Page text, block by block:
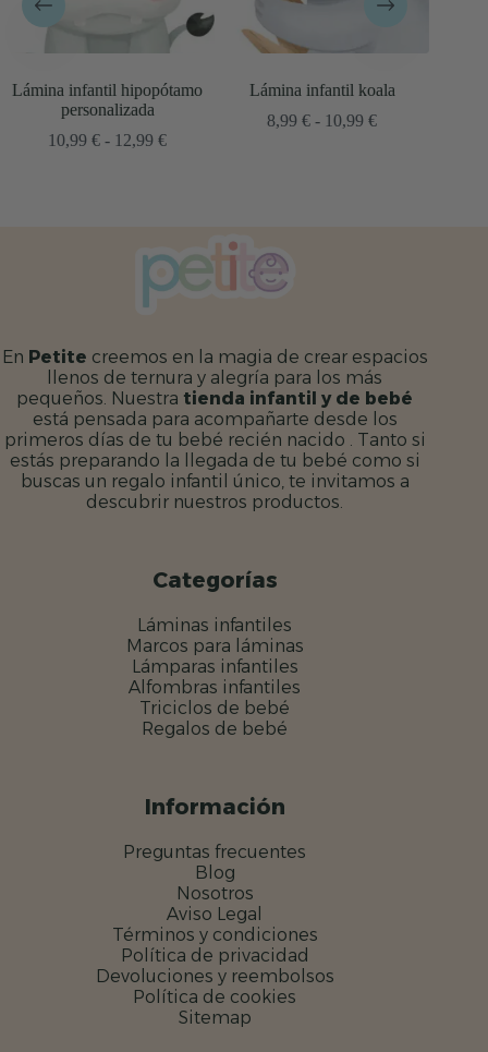
Lámina infantil koala
8,99€ - 10,99
Lámina infantil mono bebé
8,99€ - 10,99
En Petite creemos en la magia de crear espacios
llenos de ternura y alegría para los más
pequeños. Nuestra tienda infantil y de bebé
está pensada para acompañarte desde los
primeros días de tu bebé recién nacido . Tanto si
estás preparando la llegada de tu bebé como si
buscas un regalo infantil único, te invitamos a
descubrir nuestros productos.
Categorías
Láminas infantiles
Marcos para láminas
Lámparas infantiles
Alfombras infantiles
Triciclos de bebé
Regalos de bebé
Información
Preguntas frecuentes
Blog
Nosotros
Aviso Legal
Términos y condiciones
Política de privacidad
Devoluciones y reembolsos
Política de cookies
Sitemap